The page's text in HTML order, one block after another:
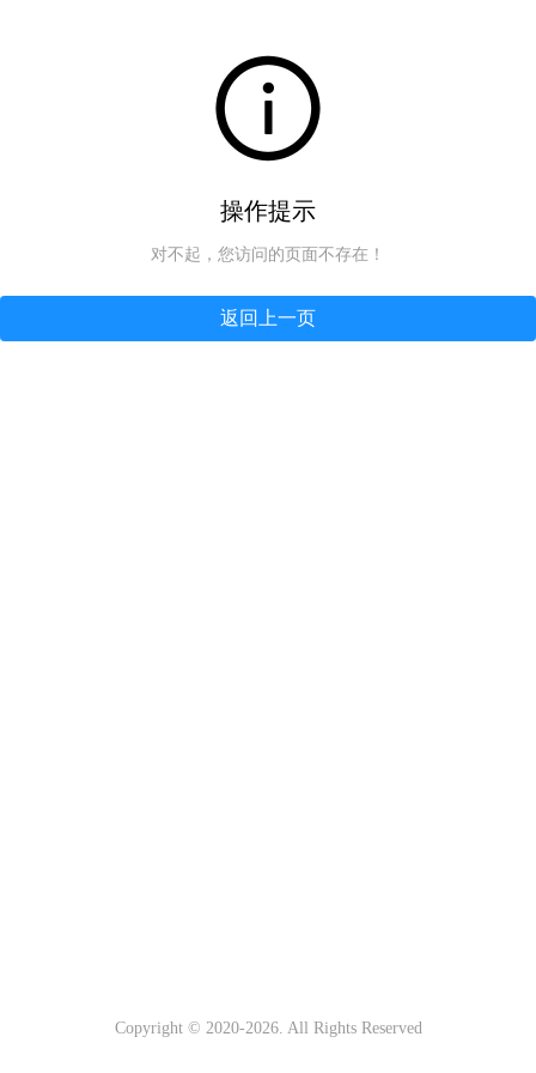
操作提示
对不起，您访问的页面不存在！
返回上一页
Copyright © 2020-2026. All Rights Reserved